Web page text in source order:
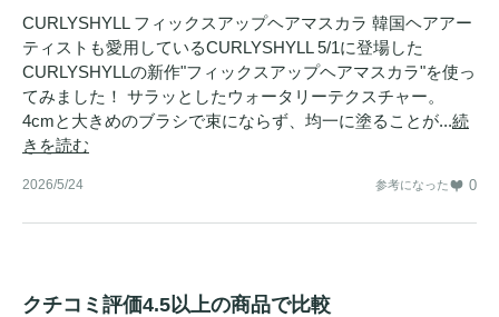
CURLYSHYLL フィックスアップヘアマスカラ 韓国ヘアアー
ティストも愛用しているCURLYSHYLL 5/1に登場した
CURLYSHYLLの新作"フィックスアップヘアマスカラ"を使っ
てみました！ サラッとしたウォータリーテクスチャー。
4cmと大きめのブラシで束にならず、均一に塗ることが...続
きを読む
2026/5/24 参考になった 0
クチコミ評価4.5以上の商品で比較